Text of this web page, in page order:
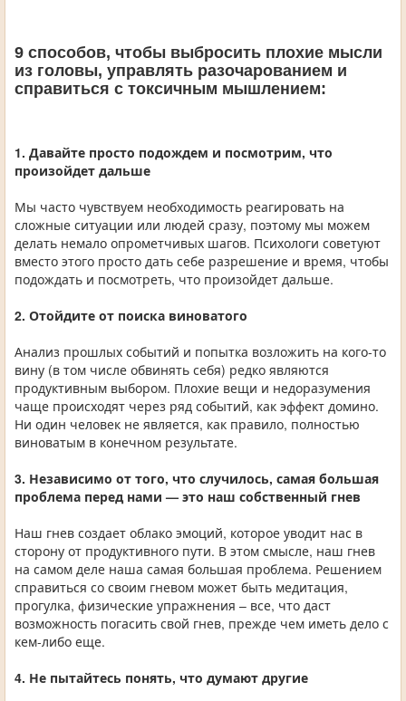
9 способов, чтобы выбросить плохие мысли
из головы, управлять разочарованием и
справиться с токсичным мышлением:
1. Давайте просто подождем и посмотрим, что
произойдет дальше
Мы часто чувствуем необходимость реагировать на
сложные ситуации или людей сразу, поэтому мы можем
делать немало опрометчивых шагов. Психологи советуют
вместо этого просто дать себе разрешение и время, чтобы
подождать и посмотреть, что произойдет дальше.
2. Отойдите от поиска виноватого
Анализ прошлых событий и попытка возложить на кого-то
вину (в том числе обвинять себя) редко являются
продуктивным выбором. Плохие вещи и недоразумения
чаще происходят через ряд событий, как эффект домино.
Ни один человек не является, как правило, полностью
виноватым в конечном результате.
3. Независимо от того, что случилось, самая большая
проблема перед нами — это наш собственный гнев
Наш гнев создает облако эмоций, которое уводит нас в
сторону от продуктивного пути. В этом смысле, наш гнев
на самом деле наша самая большая проблема. Решением
справиться со своим гневом может быть медитация,
прогулка, физические упражнения – все, что даст
возможность погасить свой гнев, прежде чем иметь дело с
кем-либо еще.
4. Не пытайтесь понять, что думают другие